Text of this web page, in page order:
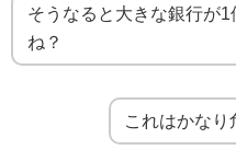
そうなると大きな銀行が1
ね？
これはかなり